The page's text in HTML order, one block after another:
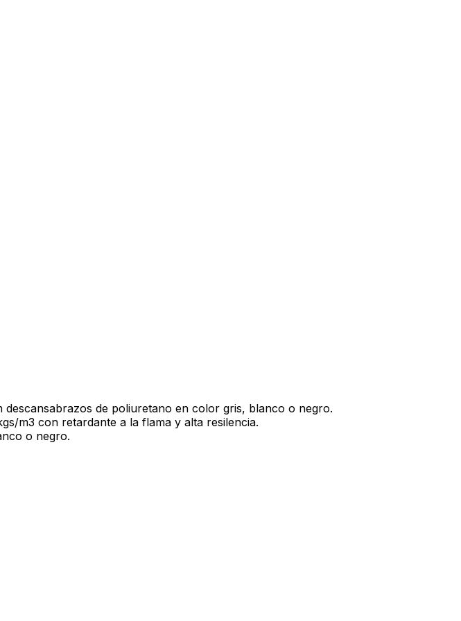
de poliuretano en color gris, blanco o negro.
m3 con retardante a la flama y alta resilencia.
o negro.